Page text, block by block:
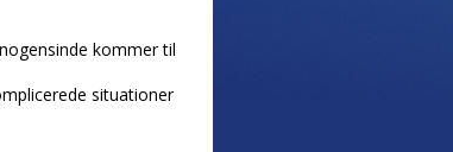
kommer til
situationer